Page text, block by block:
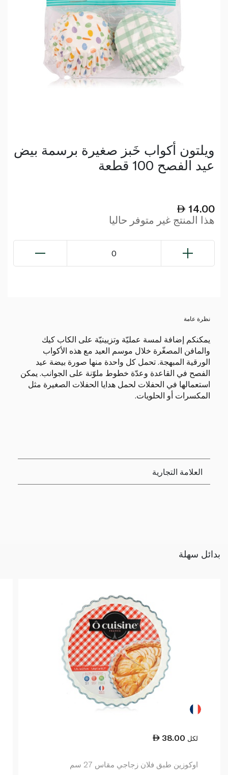
ويلتون أكواب خَبز صغيرة برسمة بيض
عيد الفصح 100 قطعة
14.00
هذا المنتج غير متوفر حاليا
0
نظرة عامة
يمكنكم إضافة لمسة عمليّة وتزيينيّة على الكاب كيك
والمافن المصغّرة خلال موسم العيد مع هذه الأكواب
الورقية المبهجة. تحمل كل واحدة منها صورة بيضة عيد
الفصح في القاعدة وعدّة خطوط ملوّنة على الجوانب. يمكن
استعمالها في الحفلات لحمل هدايا الحفلات الصغيرة مثل
المكسرات أو الحلويات.
العلامة التجارية
بدائل سهلة
38.00 لكل
اوكوزين طبق فلان زجاجي مقاس 27 سم